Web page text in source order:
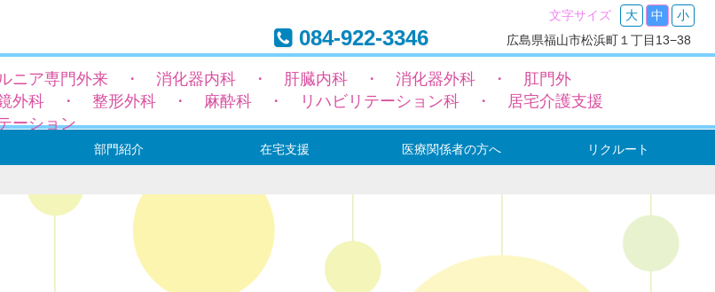
広島県福山市松浜町１丁目13−38
文字サイズ 大 中 小
084-922-3346
ア専門外来 ・ 消化器内科 ・ 肝臓内科 ・ 消化器外科 ・ 肛門外
科 ・ 整形外科 ・ 麻酔科 ・ リハビリテーション科 ・ 居宅介護支援
ーション
部門紹介 在宅支援 医療関係者の方へ リクルート